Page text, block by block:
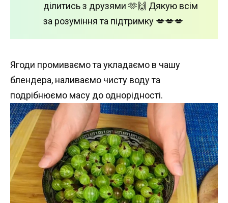
ділитись з друзями 🫶🙌 Дякую всім
за розуміння та підтримку 💋💋💋
Ягоди промиваємо та укладаємо в чашу
блендера, наливаємо чисту воду та
подрібнюємо масу до однорідності.